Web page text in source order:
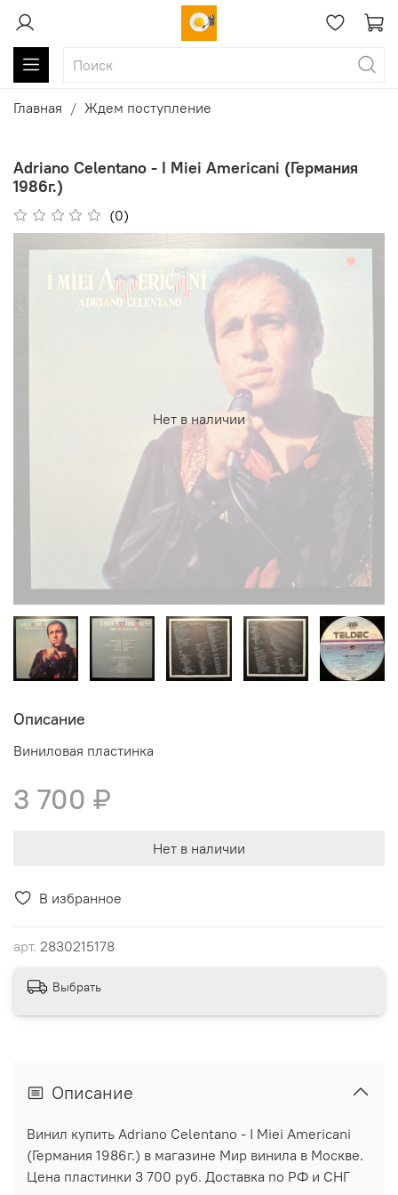
Главная Ждем поступление
Adriano Celentano - I Miei Americani (Германия
1986г.)
(0)
В избранное
арт. 2830215178
Нет в наличии
Описание
Виниловая пластинка
3 700 ₽
Нет в наличии
Выбрать
Описание
Винил купить Adriano Celentano - I Miei Americani
(Германия 1986г.) в магазине Мир винила в Москве.
Цена пластинки 3 700 руб. Доставка по РФ и СНГ